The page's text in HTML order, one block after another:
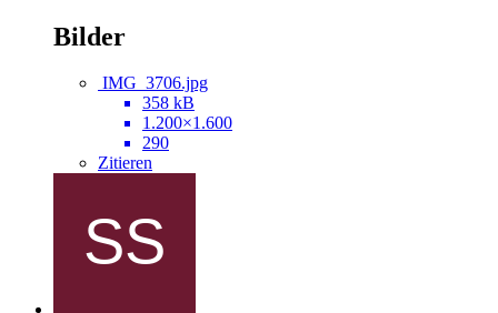
Bilder
IMG_3706.jpg
358 kB
1.200×1.600
290
Zitieren